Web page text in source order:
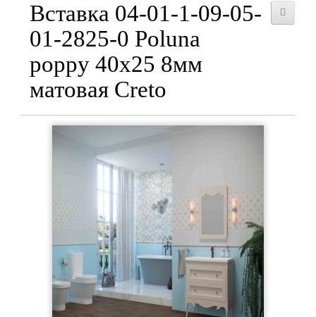
Вставка 04-01-1-09-05-
01-2825-0 Poluna
poppy 40x25 8мм
матовая Creto